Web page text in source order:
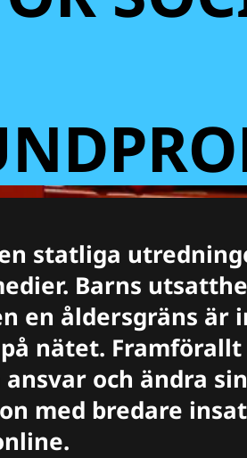
statliga
Barns
en åldersgräns är
nätet. Framförallt
och ändra
med bredare